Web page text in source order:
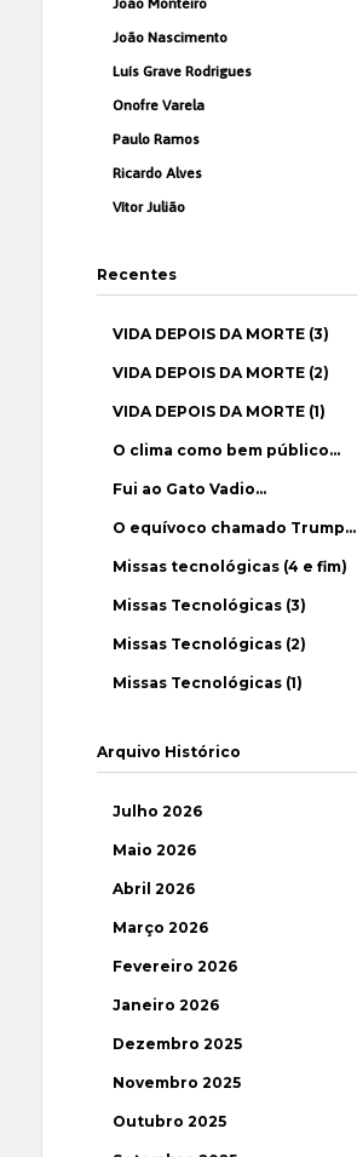
João Monteiro
João Nascimento
Luís Grave Rodrigues
Onofre Varela
Paulo Ramos
Ricardo Alves
Vítor Julião
Recentes
VIDA DEPOIS DA MORTE (3)
VIDA DEPOIS DA MORTE (2)
VIDA DEPOIS DA MORTE (1)
O clima como bem público…
Fui ao Gato Vadio…
O equívoco chamado Trump…
Missas tecnológicas (4 e fim)
Missas Tecnológicas (3)
Missas Tecnológicas (2)
Missas Tecnológicas (1)
Arquivo Histórico
Julho 2026
Maio 2026
Abril 2026
Março 2026
Fevereiro 2026
Janeiro 2026
Dezembro 2025
Novembro 2025
Outubro 2025